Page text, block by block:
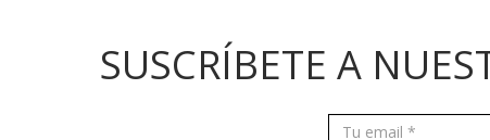
SUSCRÍBETE A